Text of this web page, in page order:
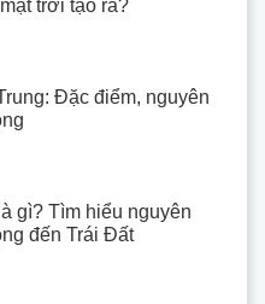
trời tạo ra?
Đặc điểm, nguyên
gì? Tìm hiểu nguyên
đến Trái Đất